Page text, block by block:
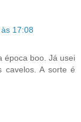
17:08
época boo. Já usei
cavelos. A sorte é